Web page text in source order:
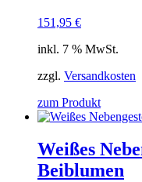
151,95 €
inkl. 7 % MwSt.
zzgl. Versandkosten
zum Produkt
Weißes
Beiblumen